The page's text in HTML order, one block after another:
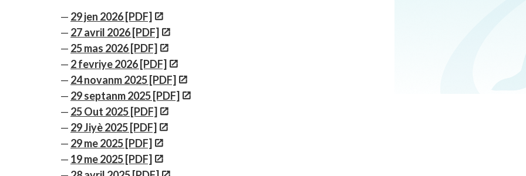
29 jen 2026 [PDF]
27 avril 2026 [PDF]
25 mas 2026 [PDF]
2 fevriye 2026 [PDF]
24 novanm 2025 [PDF]
29 septanm 2025 [PDF]
25 Out 2025 [PDF]
29 Jiyè 2025 [PDF]
29 me 2025 [PDF]
19 me 2025 [PDF]